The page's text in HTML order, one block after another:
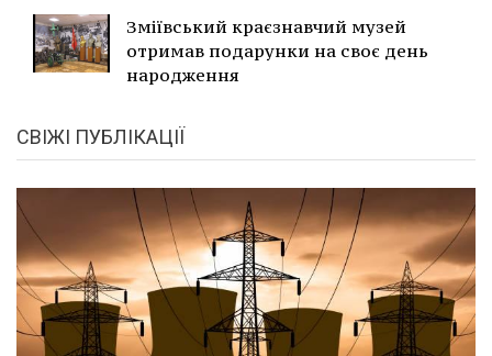
Зміївський краєзнавчий музей
отримав подарунки на своє день
народження
СВІЖІ ПУБЛІКАЦІЇ